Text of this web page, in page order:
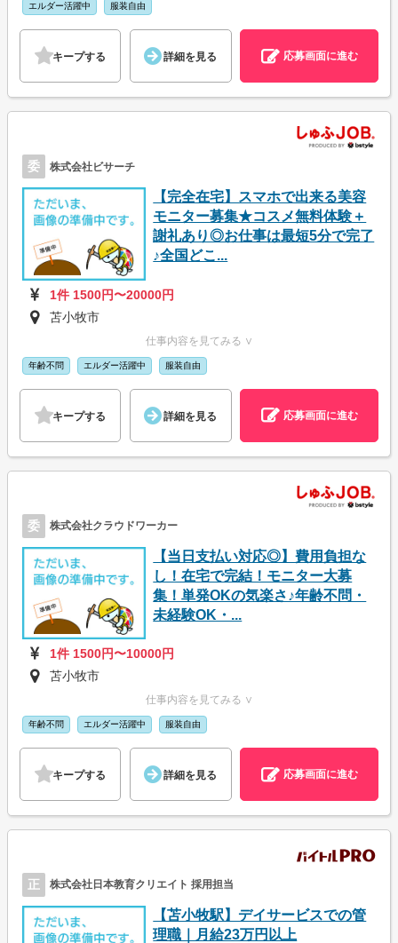
エルダー活躍中 服装自由
キープする 詳細を見る 応募画面に進む
委 株式会社ビサーチ
【完全在宅】スマホで出来る美容
モニター募集★コスメ無料体験＋
謝礼あり◎お仕事は最短5分で完了
♪全国どこ...
1件 1500円〜20000円
苫小牧市
仕事内容を見てみる ∨
年齢不問 エルダー活躍中 服装自由
キープする 詳細を見る 応募画面に進む
委 株式会社クラウドワーカー
【当日支払い対応◎】費用負担な
し！在宅で完結！モニター大募
集！単発OKの気楽さ♪年齢不問・
未経験OK・...
1件 1500円〜10000円
苫小牧市
仕事内容を見てみる ∨
年齢不問 エルダー活躍中 服装自由
キープする 詳細を見る 応募画面に進む
正 株式会社日本教育クリエイト 採用担当
【苫小牧駅】デイサービスでの管
理職｜月給23万円以上